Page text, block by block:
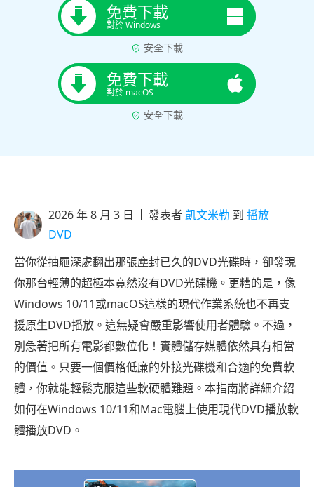
免費下載
對於 Windows
安全下載
免費下載
對於 macOS
安全下載
2026 年 8 月 3 日 發表者凱文米勒 到 播放
DVD
當你從抽屜深處翻出那張塵封已久的DVD光碟時，卻發現
你那台輕薄的超極本竟然沒有DVD光碟機。更糟的是，像
Windows 10/11或macOS這樣的現代作業系統也不再支
援原生DVD播放。這無疑會嚴重影響使用者體驗。不過，
別急著把所有電影都數位化！實體儲存媒體依然具有相當
的價值。只要一個價格低廉的外接光碟機和合適的免費軟
體，你就能輕鬆克服這些軟硬體難題。本指南將詳細介紹
如何在Windows 10/11和Mac電腦上使用現代DVD播放軟
體播放DVD。